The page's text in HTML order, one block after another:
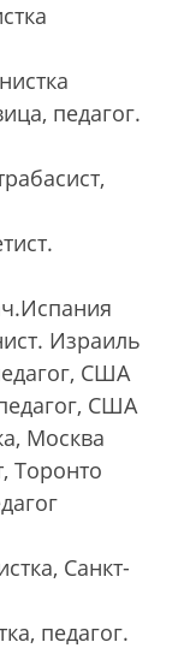
педагог.
Израиль
США
США
Москва
Торонто
Санкт-
педагог.